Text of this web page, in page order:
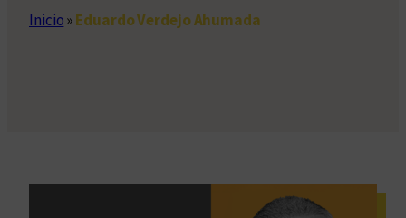
Inicio»Eduardo Verdejo Ahumada